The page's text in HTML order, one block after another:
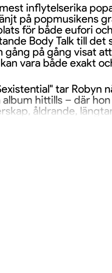
inflytelserika
på popmusikens
för både eufori
Body Talk till det
gång på gång visat
vara både exakt
tar Robyn
hittills – där
åldrande,
sitt liv, bortom
popmusik som